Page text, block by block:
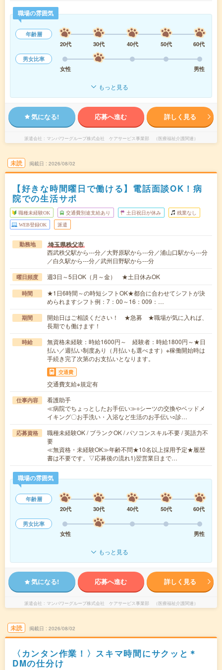
職場の雰囲気
年齢層
20代
30代 40代 50代
60代
男女比率
女性
男性
もっと見る
気になる! 応募へ進む 詳しく見る
派遣会社 マンパワーグループ株式会社 ケアサービス事業部 （医療福祉介護関連）
未読 掲載日 2026/08/02
【好きな時間曜日で働ける】電話面談OK！病
院での生活サポ
職種未経験OK 交通費別途支給あり 土日祝日が休み 残業なし
WEB登録OK 派遣
勤務地 埼玉県秩父市
西武秩父駅から---分／大野原駅から---分／浦山口駅から---分
／白久駅から---分／武州日野駅から---分
曜日頻度 週3日～5日OK（月～金） ★土日休みOK
時間
★1日6時間～の時短シフトOK★都合に合わせてシフトが決
められますシフト例：7：00～16：009：…
期間
開始日はご相談ください！ ★急募 ★職場が気に入れば、
長期でも働けます！
時給
無資格未経験：時給1600円～ 経験者：時給1800円～★日
払い／週払い制度あり（月払いも選べます）※稼働開始時は
手続き完了次第のお支払いとなります。
交通費
交通費支給※規定有
仕事内容
看護助手
≪病院でちょっとしたお手伝い≫○シーツの交換やベッドメ
イキング〇お手洗い・入浴など生活のお手伝い○診…
応募資格
職種未経験OK / ブランクOK / パソコンスキル不要 / 英語力不
要
≪無資格・未経験OK≫年齢不問★10名以上採用予定★履歴
書は不要です。▽応募後の流れ1)翌営業日まで…
職場の雰囲気
年齢層
20代
30代 40代 50代
60代
男女比率
女性
男性
もっと見る
気になる! 応募へ進む 詳しく見る
派遣会社 マンパワーグループ株式会社 ケアサービス事業部 （医療福祉介護関連）
未読 掲載日 2026/08/02
〈カンタン作業！〉スキマ時間にサクッと＊
DMの仕分け